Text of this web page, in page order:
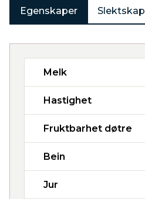
Egenskaper Slektskap
Melk
Hastighet
Fruktbarhet døtre
Bein
Jur